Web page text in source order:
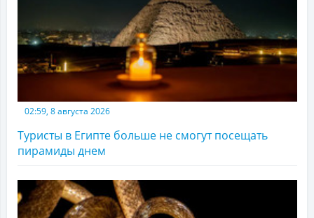
02:59, 8 августа 2026
Туристы в Египте больше не смогут посещать
пирамиды днем